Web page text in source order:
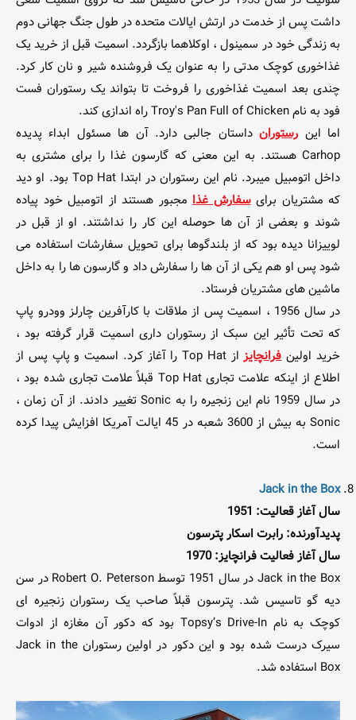
داشت پس از خدمت در ارتش ایالات متحده در طول جنگ جهانی دوم
به زندگی خود در سمینول ، اوکلاهما بازگردد. اسمیت قبل از خرید یک
غذاخوری کوچک مدتی را به عنوان یک فروشنده شیر و نان کار کرد.
چندی بعد اسمیت غذاخوری را فروخت تا بتواند یک رستوران فست
فود به نام Troy's Pan Full of Chicken راه اندازی کند.
اما این رستورانداستان جالبی دارد. آن ها مسئول ابداء پدیده
Carhop هستند. به این معنی که گارسون غذا را برای مشتری به
داخل اتومبیل میبرد. نام این رستوران در ابتدا Top Hat بود. او دید
که مشتریان برایسفارش غذا مجبور هستند از اتومبیل خود پیاده
شوند و بعضی از آن ها حوصله این کار را نداشتند. او از قبل در
لوییزانا دیده بود که از بلندگوها برای تحویل سفارشات استفاده می
شود پس او هم یکی از آن ها را سفارش داد و گارسون ها را به داخل
ماشین های مشتریان فرستاد.
در سال 1956 ، اسمیت پس از ملاقات با کارآفرین چارلز وودرو پاپ
که تحت تأثیر این سبک از رستوران داری اسمیت قرار گرفته بود ،
خرید اولینفرانچایز
از Top Hat را آغاز کرد. اسمیت و پاپ پس از
اطلاع از اینکه علامت تجاری Top Hat قبلاً علامت تجاری شده بود ،
در سال 1959 نام این زنجیره را به Sonic تغییر دادند. از آن زمان ،
Sonic به بیش از 3600 شعبه در 45 ایالت آمریکا افزایش پیدا کرده
است.
Jack in the Box
سال آغاز قعالیت: 1951
پدیدآورنده: رابرت اسکار پترسون
سال آغاز فعالیت فرانچایز: 1970
Jack in the Box در سال 1951 توسط Robert O. Peterson در سن
دیه گو تاسیس شد. پترسون قبلاً صاحب یک رستوران زنجیره ای
کوچک به نام Topsy’s Drive-In بود که دکور آن مغازه از ادوات
سیرک درست شده بود و این دکور در اولین رستوران Jack in the
Box استفاده شد.